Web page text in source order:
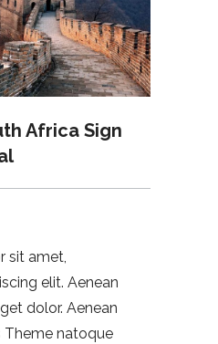
Africa Sign
sit amet,
elit. Aenean
dolor. Aenean
Theme natoque